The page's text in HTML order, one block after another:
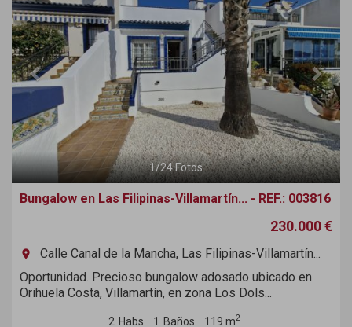
1/24Fotos
Bungalow en Las Filipinas-Villamartín... - REF.: 003816
230.000 €
room
Calle Canal de la Mancha, Las Filipinas-Villamartín...
Oportunidad. Precioso bungalow adosado ubicado en
Orihuela Costa, Villamartín, en zona Los Dols...
2 Habs 1 Baños 119 m2